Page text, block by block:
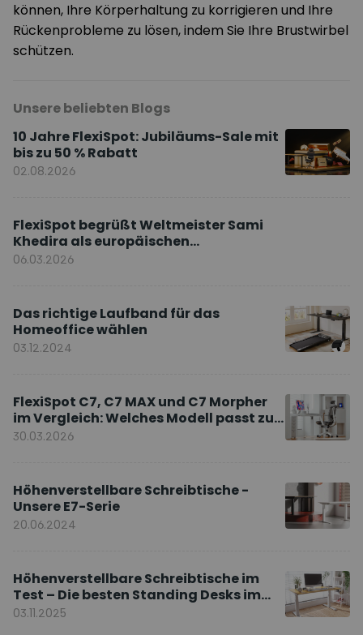
können, Ihre Körperhaltung zu korrigieren und Ihre
Rückenprobleme zu lösen, indem Sie Ihre Brustwirbel
schützen.
Unsere beliebten Blogs
10 Jahre FlexiSpot: Jubiläums-Sale mit
bis zu 50 % Rabatt
02.08.2026
FlexiSpot begrüßt Weltmeister Sami
Khedira als europäischen
Markenbotschafter
06.03.2026
Das richtige Laufband für das
Homeoffice wählen
03.12.2024
FlexiSpot C7, C7 MAX und C7 Morpher
im Vergleich: Welches Modell passt zu
Ihnen?
30.03.2026
Höhenverstellbare Schreibtische -
Unsere E7-Serie
20.06.2024
Höhenverstellbare Schreibtische im
Test – Die besten Standing Desks im
Vergleich
03.11.2025